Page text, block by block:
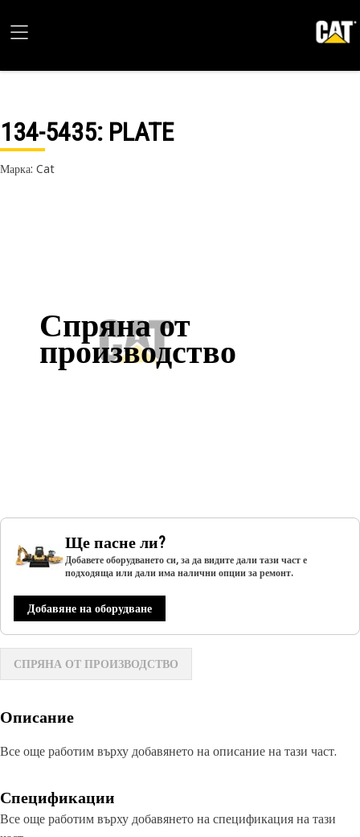
134-5435: PLATE
Марка: Cat
Спряна от
производство
Ще пасне ли?
Добавете оборудването си, за да видите дали тази част е
подходяща или дали има налични опции за ремонт.
Добавяне на оборудване
СПРЯНА ОТ ПРОИЗВОДСТВО
Описание
Все още работим върху добавянето на описание на тази част.
Спецификации
Все още работим върху добавянето на спецификация на тази